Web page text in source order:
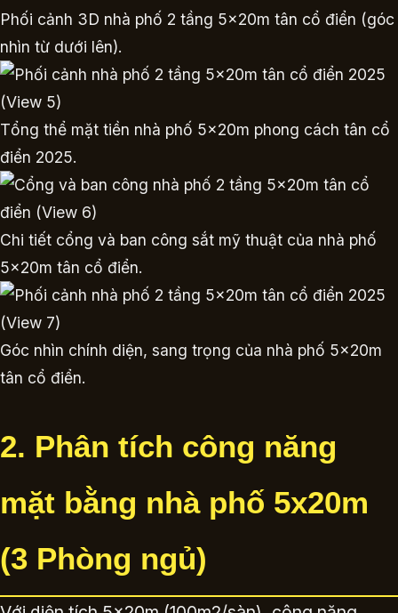
Phối cảnh 3D nhà phố 2 tầng 5x20m tân cổ điển (góc
nhìn từ dưới lên).
Tổng thể mặt tiền nhà phố 5x20m phong cách tân cổ
điển 2025.
Chi tiết cổng và ban công sắt mỹ thuật của nhà phố
5x20m tân cổ điển.
Góc nhìn chính diện, sang trọng của nhà phố 5x20m
tân cổ điển.
2. Phân tích công năng
mặt bằng nhà phố 5x20m
(3 Phòng ngủ)